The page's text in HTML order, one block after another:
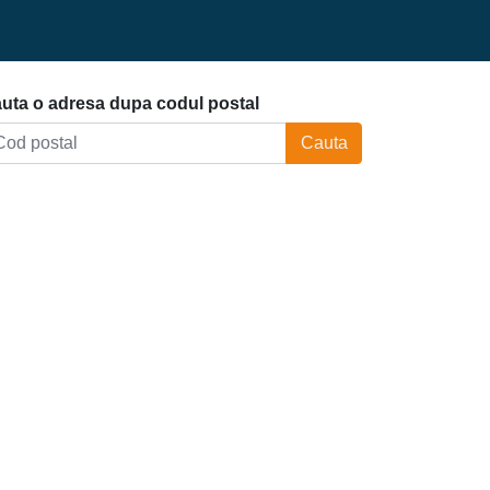
o adresa dupa codul postal
Cauta